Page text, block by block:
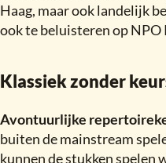
Haag, maar ook landelijk
ook te beluisteren op NPO
Klassiek zonder
Avontuurlijke
buiten de mainstream
kunnen de stukken spelen